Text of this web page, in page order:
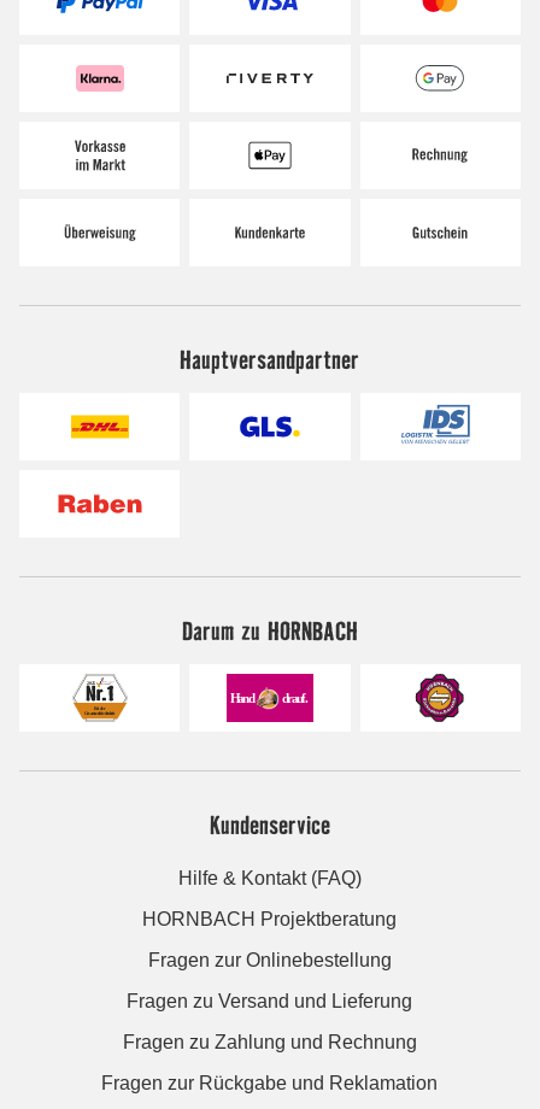
Hauptversandpartner
Darum zu HORNBACH
Kundenservice
Hilfe & Kontakt (FAQ)
HORNBACH Projektberatung
Fragen zur Onlinebestellung
Fragen zu Versand und Lieferung
Fragen zu Zahlung und Rechnung
Fragen zur Rückgabe und Reklamation